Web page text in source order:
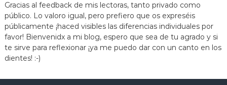
Gracias al feedback de mis lectoras, tanto privado como
público. Lo valoro igual, pero prefiero que os expreséis
públicamente ¡haced visibles las diferencias individuales por
favor! Bienvenidx a mi blog, espero que sea de tu agrado y si
te sirve para reflexionar ¡ya me puedo dar con un canto en los
dientes! :-)